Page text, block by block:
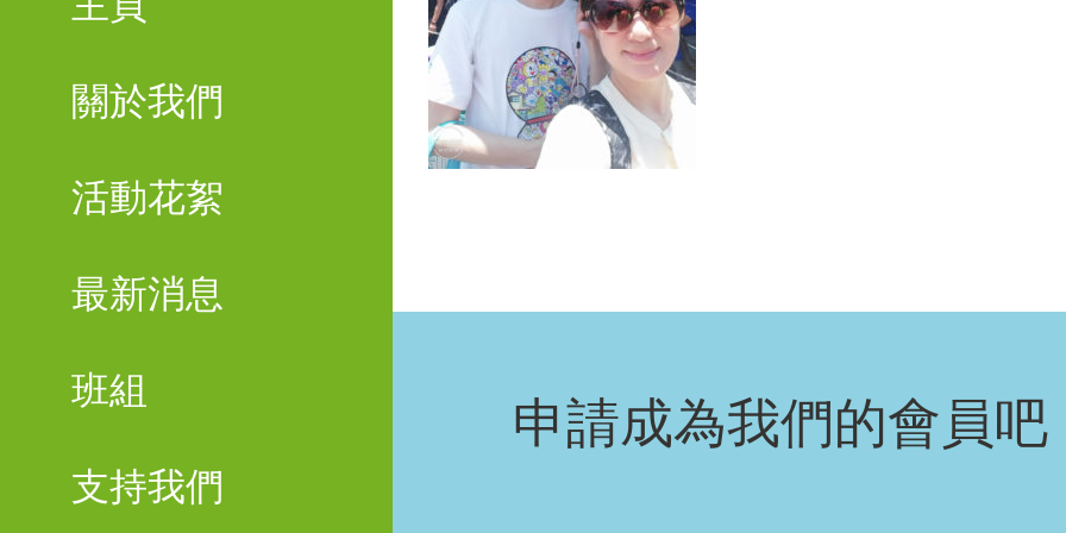
關於我們
活動花絮
最新消息
班組
支持我們
申請成為我們的會員吧